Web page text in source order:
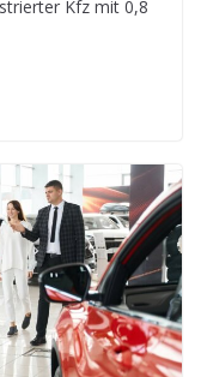
Kfz mit 0,8